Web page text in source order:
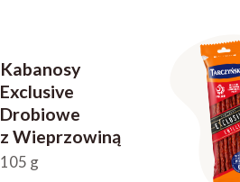
Kabanosy
Exclusive
Drobiowe
z Wieprzowiną
105 g